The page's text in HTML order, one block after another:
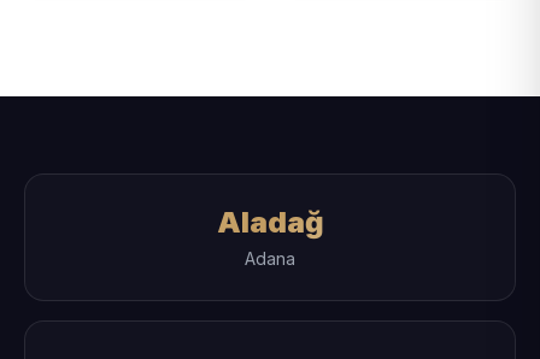
Aladağ
Adana